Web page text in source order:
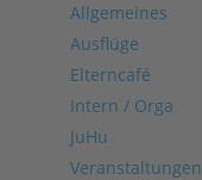
Allgemeines
Ausflüge
Elterncafé
Intern / Orga
JuHu
Veranstaltungen